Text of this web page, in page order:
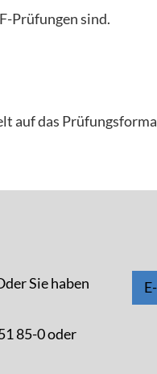
Prüfungen sind.
auf das
Sie haben
85-0 oder